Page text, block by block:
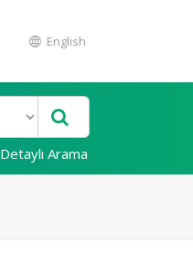
English
Detaylı Arama